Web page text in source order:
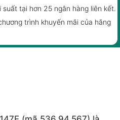
tại hơn 25 ngân hàng liên kết.
trình khuyến mãi của hãng